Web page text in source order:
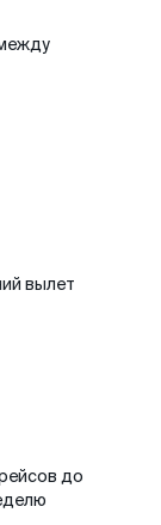
вылет
до